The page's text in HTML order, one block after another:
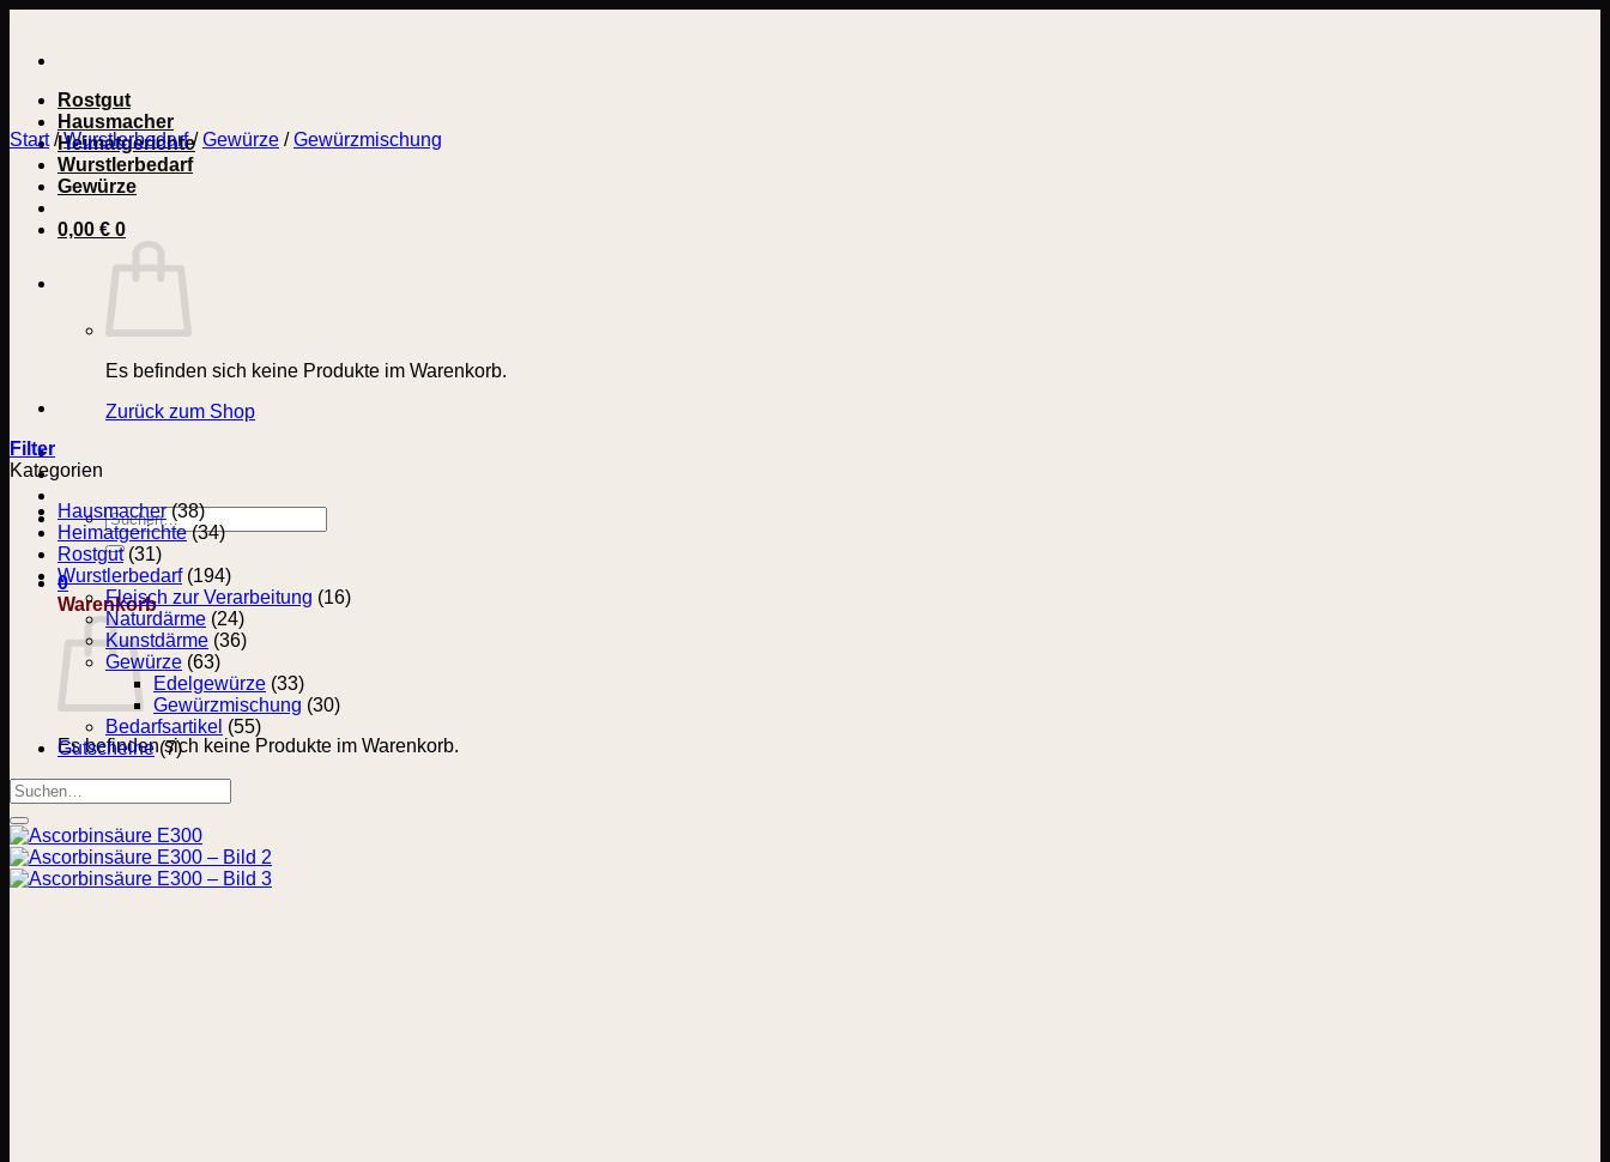
springen
Rostgut
Hausmacher
Heimatgerichte
Wurstlerbedarf
Gewürze
0,00 € 0
Es befinden sich keine Produkte im Warenkorb.
Zurück zum Shop
Suchen
nach:
0
Warenkorb
Es befinden sich keine Produkte im Warenkorb.
Zurück zum Shop
Start / Wurstlerbedarf / Gewürze / Gewürzmischung
Filter
Kategorien
Hausmacher (38)
Heimatgerichte (34)
Rostgut (31)
Wurstlerbedarf (194)
Fleisch zur Verarbeitung (16)
Naturdärme (24)
Kunstdärme (36)
Gewürze (63)
Edelgewürze (33)
Gewürzmischung (30)
Bedarfsartikel (55)
Gutscheine (7)
Suchen
nach: